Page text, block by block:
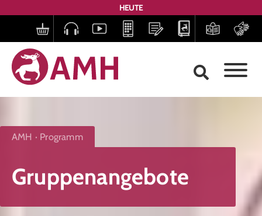
HEUTE
AMH Programm
Gruppenangebote